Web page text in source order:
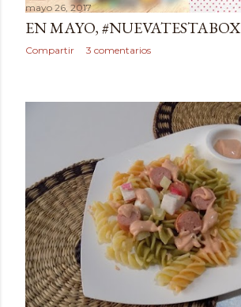
mayo 26, 2017
EN MAYO, #NUEVATESTABOX
Compartir 3 comentarios